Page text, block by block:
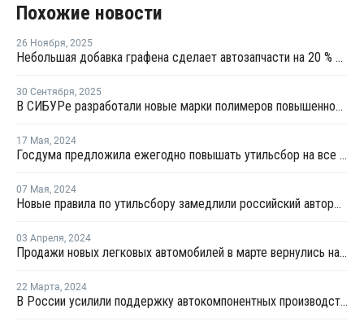
Похожие новости
26 Ноября, 2025
Небольшая добавка графена сделает автозапчасти на 20 % прочнее и на 18 % легче
30 Сентября, 2025
В СИБУРе разработали новые марки полимеров повышенной прочности
17 Мая, 2024
Госдума предложила ежегодно повышать утильсбор на все автомобили
07 Мая, 2024
Новые правила по утильсбору замедлили российский авторынок в апреле
03 Апреля, 2024
Продажи новых легковых автомобилей в марте вернулись на докризисный уровень
22 Марта, 2024
В России усилили поддержку автокомпонентных производств деньгами ФРП